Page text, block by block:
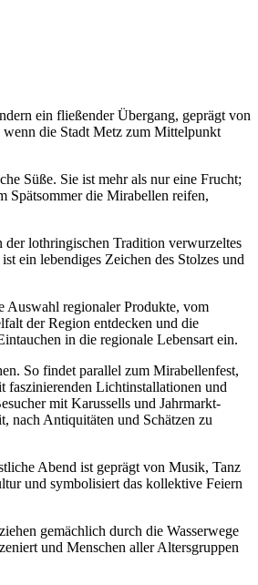
ein fließender Übergang, geprägt von
wenn die Stadt Metz zum Mittelpunkt
Süße. Sie ist mehr als nur eine Frucht;
Spätsommer die Mirabellen reifen,
lothringischen Tradition verwurzeltes
ein lebendiges Zeichen des Stolzes und
Auswahl regionaler Produkte, vom
der Region entdecken und die
in die regionale Lebensart ein.
So findet parallel zum Mirabellenfest,
faszinierenden Lichtinstallationen und
mit Karussells und Jahrmarkt-
nach Antiquitäten und Schätzen zu
Abend ist geprägt von Musik, Tanz
und symbolisiert das kollektive Feiern
gemächlich durch die Wasserwege
und Menschen aller Altersgruppen